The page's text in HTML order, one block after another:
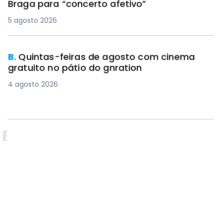
Braga para “concerto afetivo”
5 agosto 2026
B. Quintas-feiras de agosto com cinema
gratuito no pátio do gnration
4 agosto 2026
PUB.